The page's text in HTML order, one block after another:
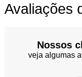
Avaliações
Nossos
veja algumas